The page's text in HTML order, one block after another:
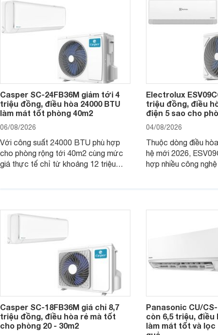
Casper SC-24FB36M giảm tới 4
triệu đồng, điều hòa 24000 BTU
làm mát tốt phòng 40m2
06/08/2026
Với công suất 24000 BTU phù hợp
cho phòng rộng tới 40m2 cùng mức
giá thực tế chỉ từ khoảng 12 triệu
Electrolux
triệu đồng, điều
điện 5 sao cho
04/08/2026
Thuộc dòng điều
hệ mới 2026,
hợp nhiều công
Casper SC-18FB36M giá chỉ 8,7
triệu đồng, điều hòa rẻ mà tốt
cho phòng 20 - 30m2
Panasonic CU/
còn 6,5 triệu, điều
làm mát tốt và lọc